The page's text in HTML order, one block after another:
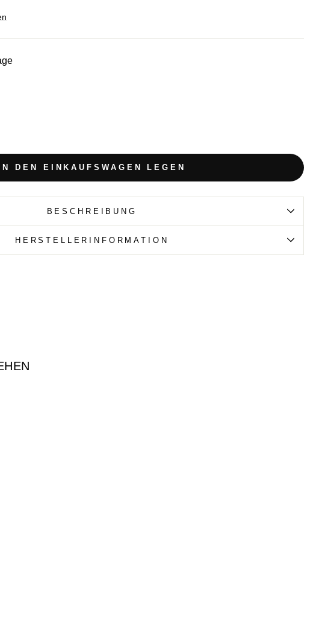
IN DEN EINKAUFSWAGEN LEGEN
BESCHREIBUNG
HERSTELLERINFORMATION